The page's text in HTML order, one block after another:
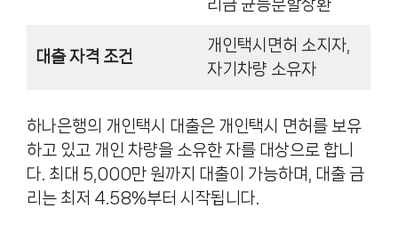
리금 균등분할상환
대출 자격 조건
개인택시면허 소지자,
자기차량 소유자
하나은행의 개인택시 대출은 개인택시 면허를 보유
하고 있고 개인 차량을 소유한 자를 대상으로 합니
다. 최대 5,000만 원까지 대출이 가능하며, 대출 금
리는 최저 4.58%부터 시작됩니다.